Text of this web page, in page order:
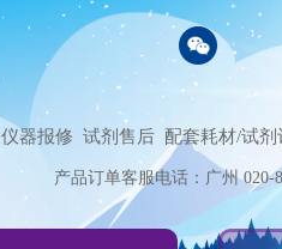
仪器报修 试剂售后 配套耗材/试剂
产品订单客服电话：广州 020-